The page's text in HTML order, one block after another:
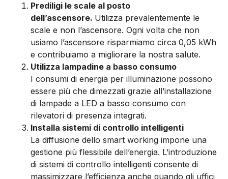
Prediligi le scale al posto
dell’ascensore. Utilizza prevalentemente le
scale e non l’ascensore. Ogni volta che non
usiamo l’ascensore risparmiamo circa 0,05 kWh
e contribuiamo a migliorare la nostra salute.
Utilizza lampadine a basso consumo
I consumi di energia per illuminazione possono
essere più che dimezzati grazie all’installazione
di lampade a LED a basso consumo con
rilevatori di presenza integrati.
Installa sistemi di controllo intelligenti
La diffusione dello smart working impone una
gestione più flessibile dell’energia. L’introduzione
di sistemi di controllo intelligenti consente di
massimizzare l’efficienza anche quando gli uffici